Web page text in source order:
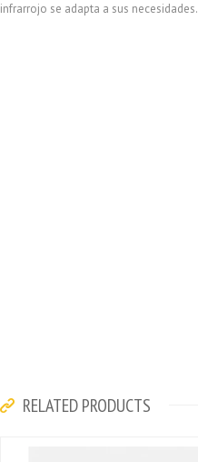
infrarrojo se adapta a sus necesidades.
RELATED PRODUCTS